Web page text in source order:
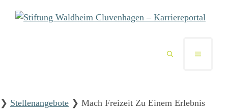
Inhalt
MENÜ
❯ Stellenangebote ❯ Mach Freizeit Zu Einem Erlebnis